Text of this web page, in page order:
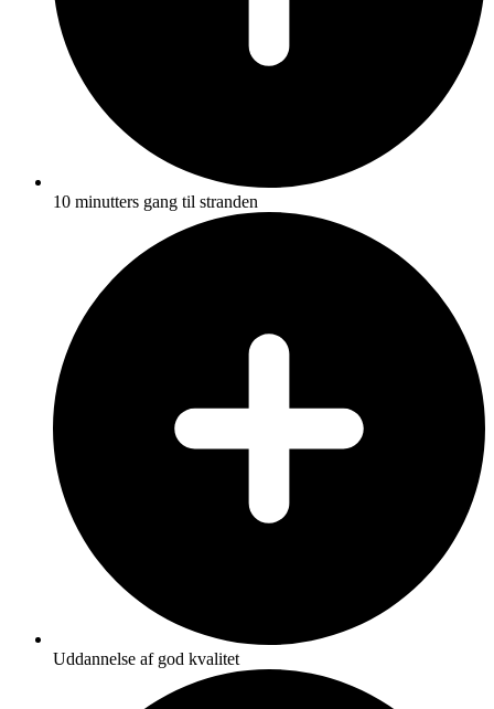
10 minutters gang til stranden
Uddannelse af god kvalitet